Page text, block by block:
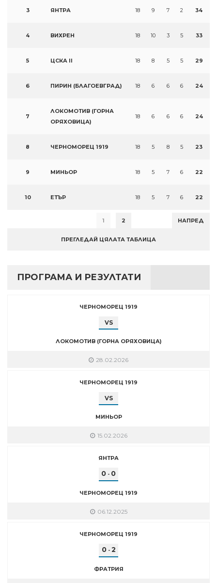
3 ЯНТРА 18 9 7 2 34
4 ВИХРЕН 18 10 3 5 33
5 ЦСКА II 18 8 5 5 29
6 ПИРИН (БЛАГОЕВГРАД) 18 6 6 6 24
7
ЛОКОМОТИВ (ГОРНА
ОРЯХОВИЦА)
18 6 6 6 24
8 ЧЕРНОМОРЕЦ 1919 18 5 8 5 23
9 МИНЬОР 18 5 7 6 22
10 ЕТЪР 18 5 7 6 22
1 2 НАПРЕД
ПРЕГЛЕДАЙ ЦЯЛАТА ТАБЛИЦА
ПРОГРАМА И РЕЗУЛТАТИ
ЧЕРНОМОРЕЦ 1919
VS
ЛОКОМОТИВ (ГОРНА ОРЯХОВИЦА)
28.02.2026
ЧЕРНОМОРЕЦ 1919
VS
МИНЬОР
15.02.2026
ЯНТРА
0 - 0
ЧЕРНОМОРЕЦ 1919
06.12.2025
ЧЕРНОМОРЕЦ 1919
0- 2
ФРАТРИЯ